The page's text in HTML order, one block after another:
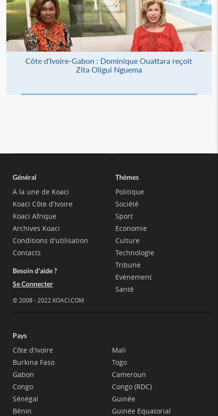
Côte d'Ivoire-Gabon : Dominique Ouattara reçoit
Zita Oligui Nguema
Général
A la une de Koaci
Koaci Côte d'Ivoire
Koaci Afrique
Archives Koaci
Conditions d'utilisation
Contacts
Besoin d'aide ?
Se Connecter
© 2008 - 2022 KOACI.COM
Thèmes
Politique
Société
Sport
Economie
Culture
Technologie
Tribune
Evènement
Santé
Pays
Côte d'Ivoire
Burkina Faso
Gabon
Congo
Sénégal
Bénin
Mali
Togo
Cameroun
Congo (RDC)
Guinée
Guinée Equatorial